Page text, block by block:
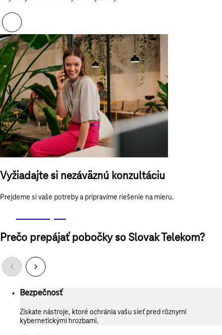
Vyžiadajte si nezáväznú konzultáciu
Prejdeme si vaše potreby a pripravíme riešenie na mieru.
Prečo prepájať pobočky so Slovak Telekom?
Bezpečnosť
Získate nástroje, ktoré ochránia vašu sieť pred rôznymi
kybernetickými hrozbami.